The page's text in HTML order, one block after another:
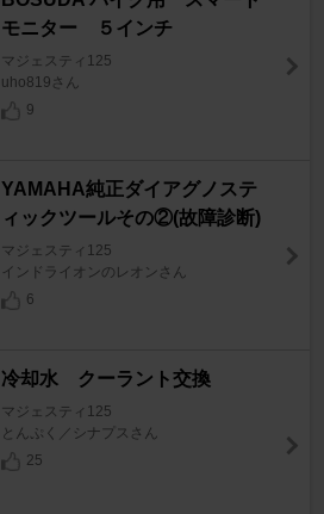
モニター ５インチ
マジェスティ125
uho819さん
9
YAMAHA純正ダイアグノステ
ィックツールその②(故障診断)
マジェスティ125
インドライオンのレオンさん
6
冷却水 クーラント交換
マジェスティ125
とんぷく／シナプスさん
25